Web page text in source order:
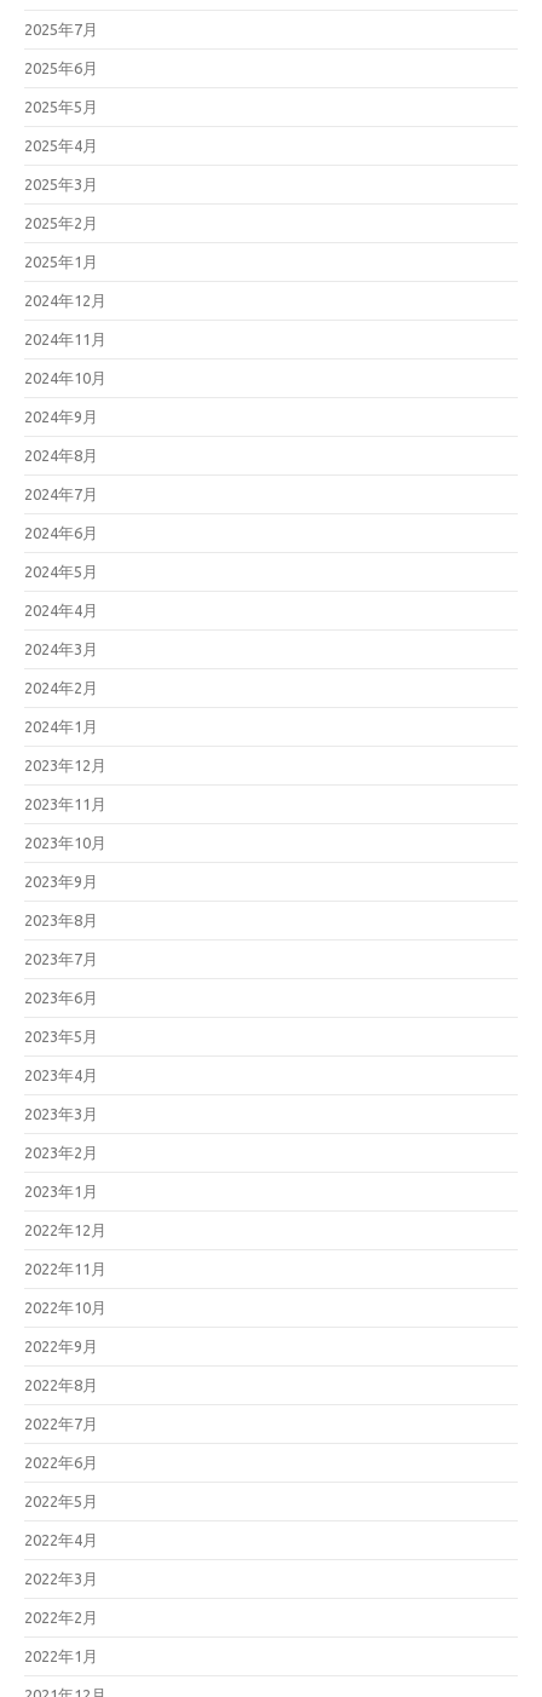
2025年7月
2025年6月
2025年5月
2025年4月
2025年3月
2025年2月
2025年1月
2024年12月
2024年11月
2024年10月
2024年9月
2024年8月
2024年7月
2024年6月
2024年5月
2024年4月
2024年3月
2024年2月
2024年1月
2023年12月
2023年11月
2023年10月
2023年9月
2023年8月
2023年7月
2023年6月
2023年5月
2023年4月
2023年3月
2023年2月
2023年1月
2022年12月
2022年11月
2022年10月
2022年9月
2022年8月
2022年7月
2022年6月
2022年5月
2022年4月
2022年3月
2022年2月
2022年1月